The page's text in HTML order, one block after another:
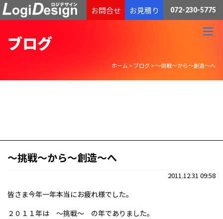
通販物流専門 低価格・発送代行のロジデザイン
お問合せ お見積り 072-230-5775
ブログ
ホーム >ブログ>～挑戦～から～創造～へ
～挑戦～から～創造～へ
2011.12.31 09:58
皆さま今年一年本当にお疲れ様でした。
２０１１年は ～挑戦～ の年でありました。